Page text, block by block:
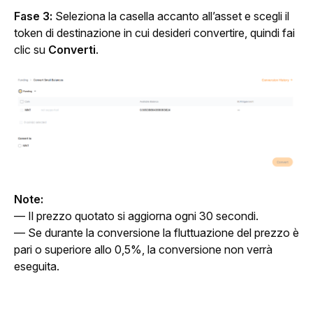
Fase 3: Seleziona la casella accanto all’asset e scegli il
token di destinazione in cui desideri convertire, quindi fai
clic su Converti.
Note:
— Il prezzo quotato si aggiorna ogni 30 secondi.
— Se durante la conversione la fluttuazione del prezzo è
pari o superiore allo 0,5%, la conversione non verrà
eseguita.